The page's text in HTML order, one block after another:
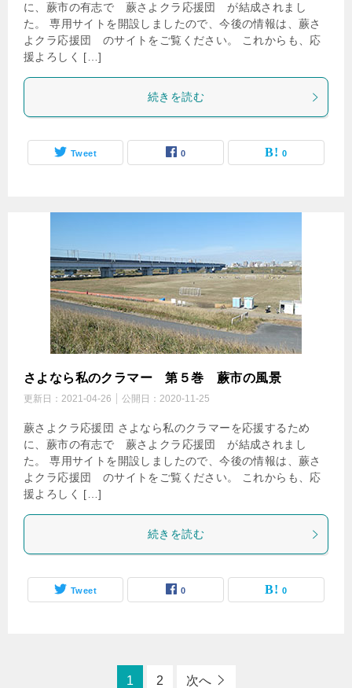
に、蕨市の有志で 蕨さよクラ応援団 が結成されまし
た。 専用サイトを開設しましたので、今後の情報は、蕨さ
よクラ応援団 のサイトをご覧ください。 これからも、応
援よろしく […]
続きを読む
Tweet 0 0
さよなら私のクラマー 第５巻 蕨市の風景
更新日： 2021-04-26 公開日： 2020-11-25
蕨さよクラ応援団 さよなら私のクラマーを応援するため
に、蕨市の有志で 蕨さよクラ応援団 が結成されまし
た。 専用サイトを開設しましたので、今後の情報は、蕨さ
よクラ応援団 のサイトをご覧ください。 これからも、応
援よろしく […]
続きを読む
Tweet 0 0
1 2 次へ